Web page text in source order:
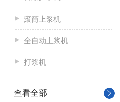
滚筒上浆机
全自动上浆机
打浆机
查看全部